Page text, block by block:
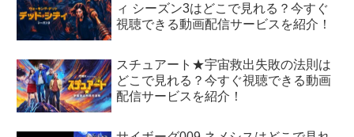
ィ シーズン3はどこで見れる？今すぐ
視聴できる動画配信サービスを紹介！
スチュアート★宇宙救出失敗の法則は
どこで見れる？今すぐ視聴できる動画
配信サービスを紹介！